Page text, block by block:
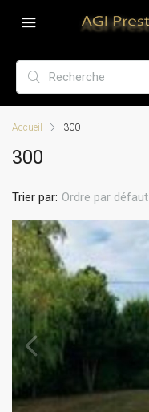
Accueil 300
300
Trier par: Ordre par défaut